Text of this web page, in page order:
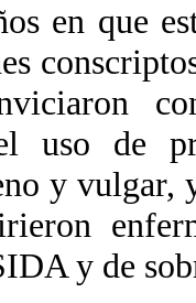
en que
uso de
y vulgar,
y de